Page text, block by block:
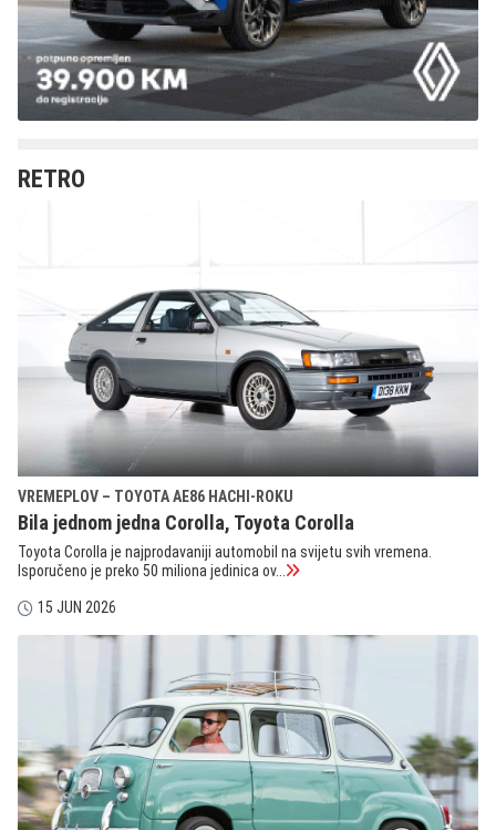
RETRO
VREMEPLOV – TOYOTA AE86 HACHI-ROKU
Bila jednom jedna Corolla, Toyota Corolla
Toyota Corolla je najprodavaniji automobil na svijetu svih vremena.
Isporučeno je preko 50 miliona jedinica ov...
15 JUN 2026